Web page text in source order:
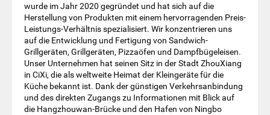
wurde im Jahr 2020 gegründet und hat sich auf die
Herstellung von Produkten mit einem hervorragenden Preis-
Leistungs-Verhältnis spezialisiert. Wir konzentrieren uns
auf die Entwicklung und Fertigung von Sandwich-
Grillgeräten, Grillgeräten, Pizzaöfen und Dampfbügeleisen.
Unser Unternehmen hat seinen Sitz in der Stadt ZhouXiang
in CiXi, die als weltweite Heimat der Kleingeräte für die
Küche bekannt ist. Dank der günstigen Verkehrsanbindung
und des direkten Zugangs zu Informationen mit Blick auf
die Hangzhouwan-Brücke und den Hafen von Ningbo